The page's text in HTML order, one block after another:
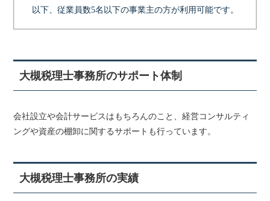
以下、従業員数5名以下の事業主の方が利用可能です。
大槻税理士事務所のサポート体制
会社設立や会計サービスはもちろんのこと、経営コンサルティ
ングや資産の棚卸に関するサポートも行っています。
大槻税理士事務所の実績